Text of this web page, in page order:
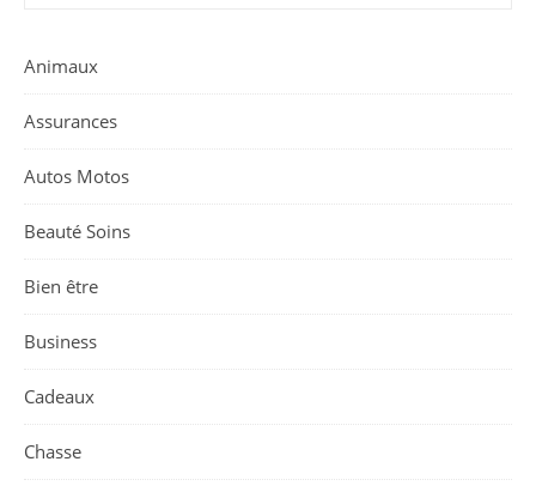
Animaux
Assurances
Autos Motos
Beauté Soins
Bien être
Business
Cadeaux
Chasse